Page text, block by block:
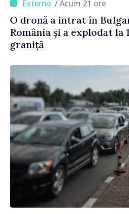
/ Acum 21 ore
O dronă a intrat în
România și a explodat la
graniță